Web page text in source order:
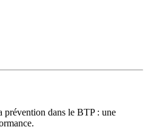
prévention dans le BTP : une